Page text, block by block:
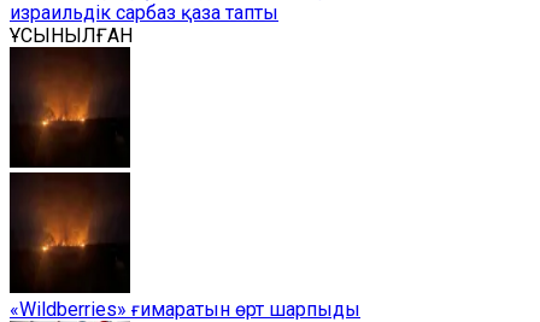
израильдік сарбаз қаза тапты
ҰСЫНЫЛҒАН
«Wildberries» ғимаратын өрт шарпыды